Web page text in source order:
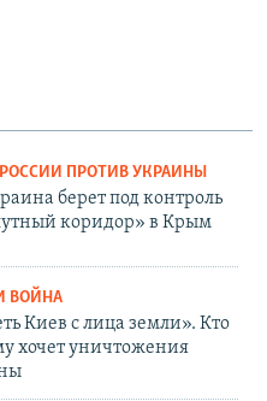
ПРОТИВ УКРАИНЫ
берет под контроль
коридор» в Крым
ВОЙНА
Киев с лица земли». Кто
хочет уничтожения